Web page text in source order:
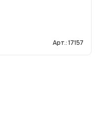
Арт.: 17157